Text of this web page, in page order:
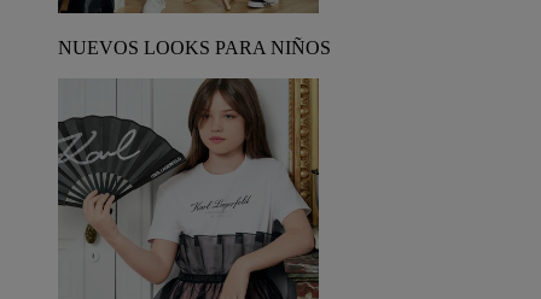
NUEVOS LOOKS PARA NIÑOS